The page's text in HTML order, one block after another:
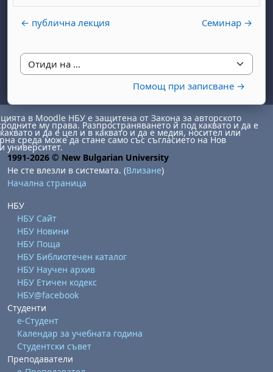
← публична лекция Семинар →
Отиди на ...
Помощ при записване →
1 август
неделя, 2 август
август
август
8 август
неделя, 9 август
август
август
15 август
неделя, 16 август
август
август
22 август
неделя, 23 август
август
август
29 август
неделя, 30 август
в Moodle НБУ е защитена от Закона за авторското
му права. Разпространяването й под каквато и да е
и да е цел и в каквато и да е медия, носител или
среда може да стане само със съгласието на Нов
университет.
1991-2026 © New Bulgarian University
Не сте влезли в системата. (Влизане)
Начална страница
НБУ
НБУ Сайт
НБУ Новини
НБУ Поща
НБУ Библиотечен каталог
НБУ Научен архив
НБУ Етичен кодекс
НБУ@facebook
Студенти
е-Студент
Календар за учебната година
Студентски съвет
Преподаватели